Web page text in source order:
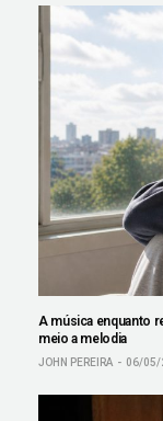
A música enquanto
meio a melodia
JOHN PEREIRA 06/05/